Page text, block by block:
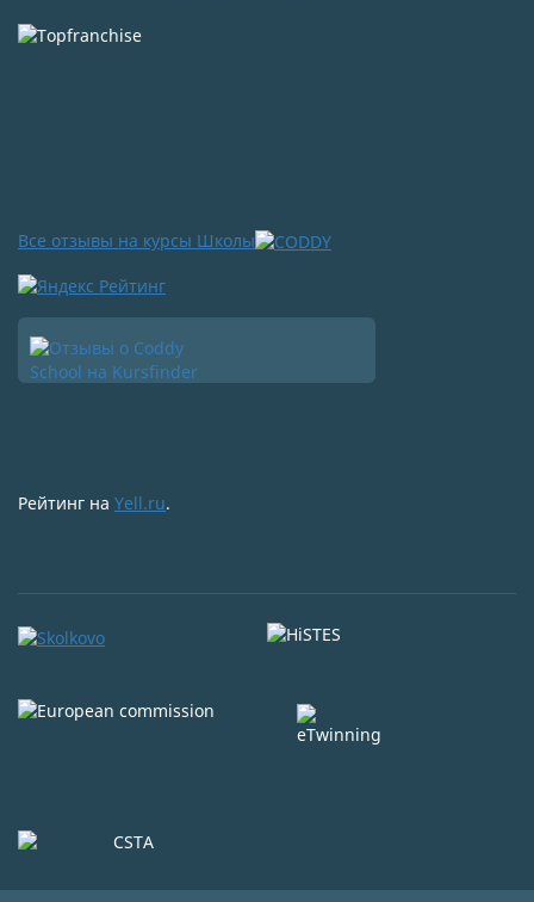
Все отзывы на курсы Школы
Рейтинг на Yell.ru.